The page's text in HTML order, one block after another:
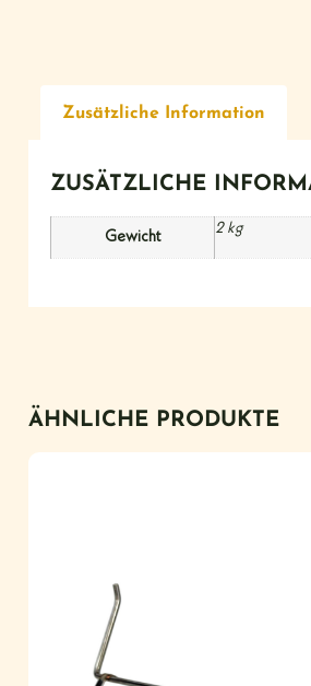
Zusätzliche Information
ZUSÄTZLICHE
Gewicht
2 kg
ÄHNLICHE PRODUKTE